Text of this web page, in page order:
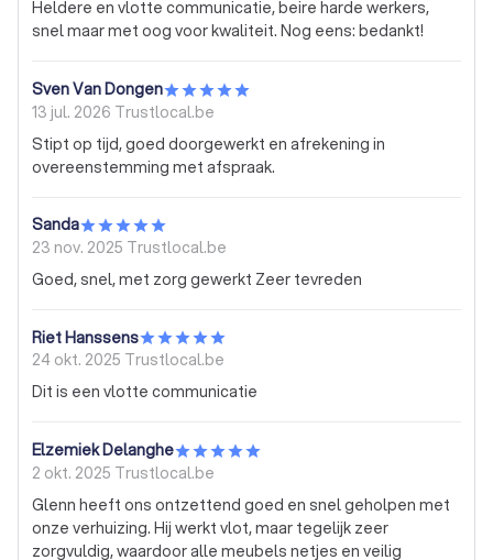
Heldere en vlotte communicatie, beire harde werkers,
snel maar met oog voor kwaliteit. Nog eens: bedankt!
Sven Van Dongen
13 jul. 2026 Trustlocal.be
Stipt op tijd, goed doorgewerkt en afrekening in
overeenstemming met afspraak.
Sanda
23 nov. 2025 Trustlocal.be
Goed, snel, met zorg gewerkt Zeer tevreden
Riet Hanssens
24 okt. 2025 Trustlocal.be
Dit is een vlotte communicatie
Elzemiek Delanghe
2 okt. 2025 Trustlocal.be
Glenn heeft ons ontzettend goed en snel geholpen met
onze verhuizing. Hij werkt vlot, maar tegelijk zeer
zorgvuldig, waardoor alle meubels netjes en veilig